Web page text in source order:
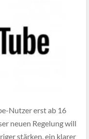
Nutzer erst ab 16
neuen Regelung will
stärken, ein klarer